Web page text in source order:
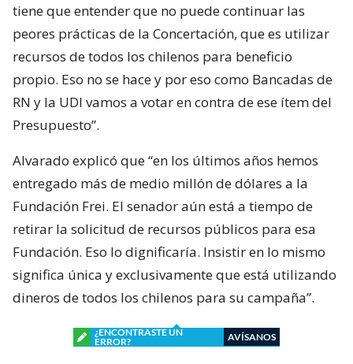
tiene que entender que no puede continuar las
peores prácticas de la Concertación, que es utilizar
recursos de todos los chilenos para beneficio
propio. Eso no se hace y por eso como Bancadas de
RN y la UDI vamos a votar en contra de ese ítem del
Presupuesto”.
Alvarado explicó que “en los últimos años hemos
entregado más de medio millón de dólares a la
Fundación Frei. El senador aún está a tiempo de
retirar la solicitud de recursos públicos para esa
Fundación. Eso lo dignificaría. Insistir en lo mismo
significa única y exclusivamente que está utilizando
dineros de todos los chilenos para su campaña”.
¿ENCONTRASTE UN
ERROR?
AVÍSANOS